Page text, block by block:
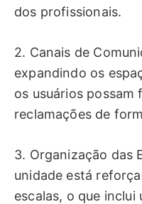
dos profissionais.
2. Canais de
expandindo os
os usuários possam
reclamações de
3. Organização das
unidade está
escalas, o que inclui